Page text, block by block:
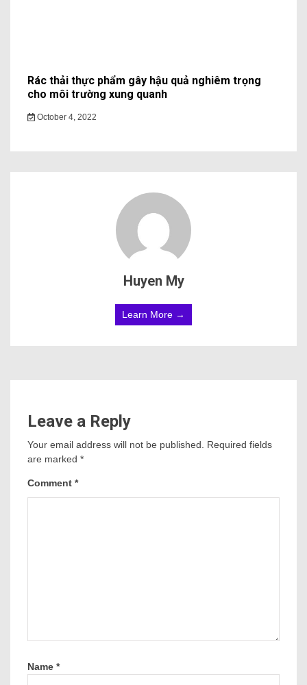
Rác thải thực phẩm gây hậu quả nghiêm trọng
cho môi trường xung quanh
October 4, 2022
Huyen My
Learn More →
Leave a Reply
Your email address will not be published. Required fields
are marked *
Comment *
Name *